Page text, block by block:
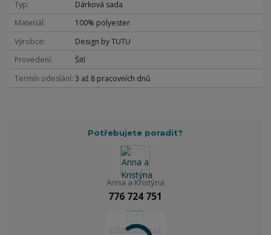
Typ
Dárková sada
Materiál
100% polyester
Výrobce
Design by TUTU
Provedení
Šití
Termín odeslání 3 až 8 pracovních dnů
Potřebujete poradit?
Anna a Kristýna
776 724 751
info@dvetu.cz